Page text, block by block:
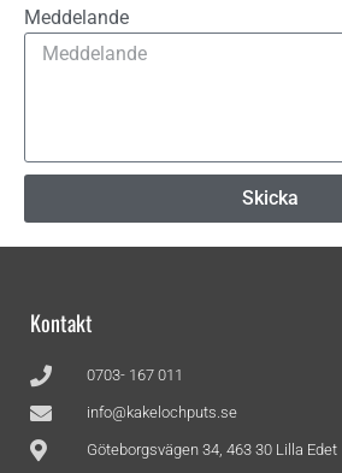
Meddelande
Skicka
Kontakt
0703- 167 011
info@kakelochputs.se
Göteborgsvägen 34, 463 30 Lilla Edet